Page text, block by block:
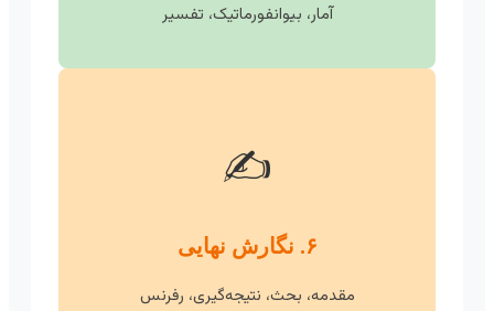
آمار، بیوانفورماتیک، تفسیر
✍️
مقدمه، بحث، نتیجه‌گیری، رفرنس